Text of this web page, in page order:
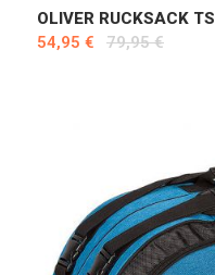
OLIVER RUCKSACK TS
54,95 €
79,95 €